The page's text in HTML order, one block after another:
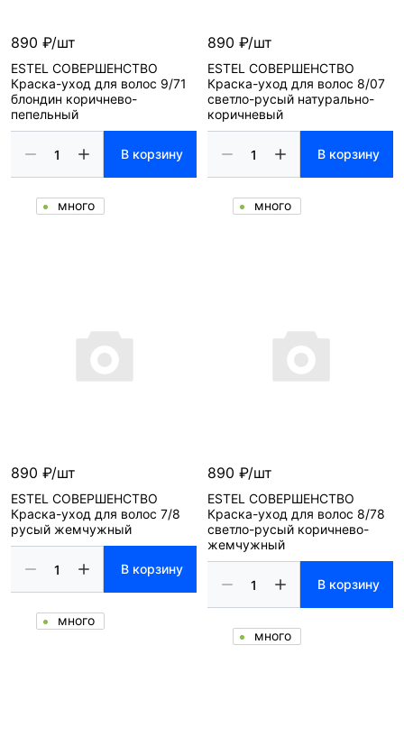
890 ₽/шт
ESTEL СОВЕРШЕНСТВО
Краска-уход для волос 9/71
блондин коричнево-
пепельный
В корзину
много
890 ₽/шт
ESTEL СОВЕРШЕНСТВО
Краска-уход для волос 8/07
светло-русый натурально-
коричневый
В корзину
много
890 ₽/шт
ESTEL СОВЕРШЕНСТВО
Краска-уход для волос 7/8
русый жемчужный
В корзину
много
890 ₽/шт
ESTEL СОВЕРШЕНСТВО
Краска-уход для волос 8/78
светло-русый коричнево-
жемчужный
В корзину
много